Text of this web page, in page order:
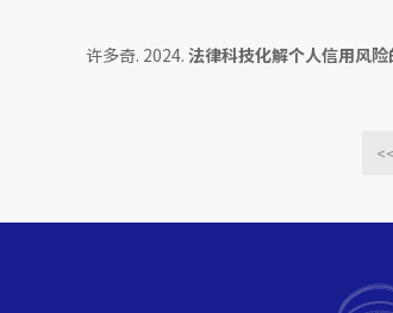
许多奇. 2024. 法律科技化解个人信用风
<<